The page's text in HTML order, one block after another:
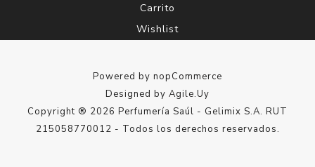
Carrito
Wishlist
Powered by nopCommerce
Designed by Agile.Uy
Copyright ® 2026 Perfumería Saúl - Gelimix S.A. RUT
215058770012 - Todos los derechos reservados.